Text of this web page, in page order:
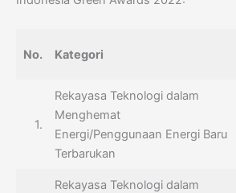
No. Kategori
1.
Rekayasa Teknologi dalam
Menghemat
Energi/Penggunaan Energi Baru
Terbarukan
Rekayasa Teknologi dalam